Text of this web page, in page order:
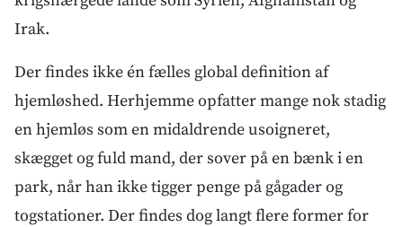
Irak.
Der findes ikke én fælles global definition af
hjemløshed. Herhjemme opfatter mange nok stadig
en hjemløs som en midaldrende usoigneret,
skægget og fuld mand, der sover på en bænk i en
park, når han ikke tigger penge på gågader og
togstationer. Der findes dog langt flere former for